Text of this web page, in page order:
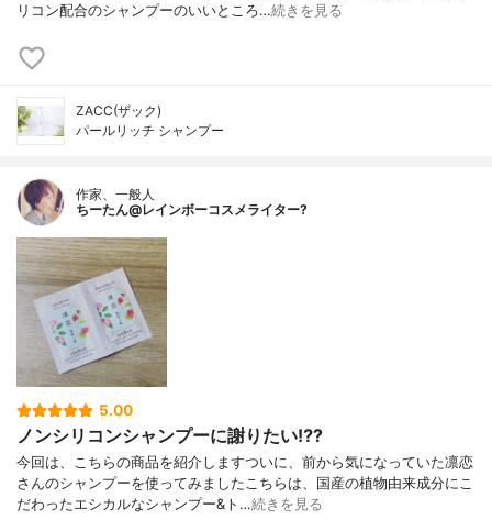
リコン配合のシャンプーのいいところ…続きを見る
ZACC(ザック)
パールリッチ シャンプー
作家、一般人
ちーたん@レインボーコスメライター?
5.00
ノンシリコンシャンプーに謝りたい⁉️?
今回は、こちらの商品を紹介しますついに、前から気になっていた凛恋
さんのシャンプーを使ってみましたこちらは、国産の植物由来成分にこ
だわったエシカルなシャンプー&ト…続きを見る